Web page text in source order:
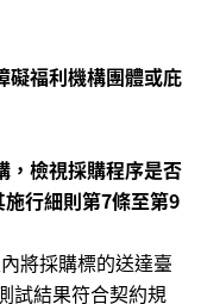
礙福利機構團體或庇
，檢視採購程序是否
行細則第7條至第9
將採購標的送達臺
試結果符合契約規